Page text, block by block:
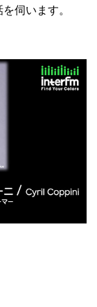
伺います。